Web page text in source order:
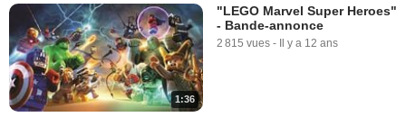
1:36
"LEGO Marvel Super Heroes"
- Bande-annonce
2 815 vues - Il y a 12 ans